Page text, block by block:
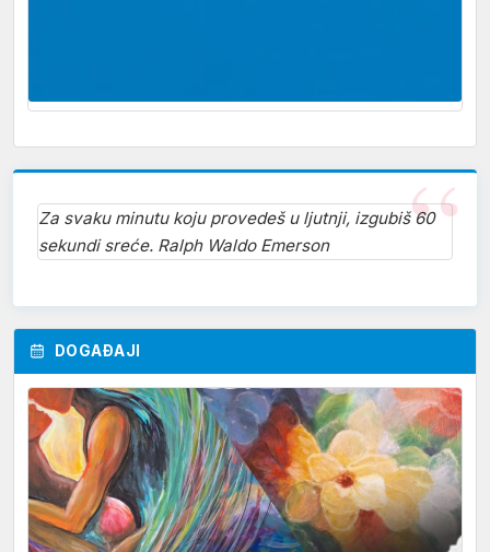
Za svaku minutu koju provedeš u ljutnji, izgubiš 60
sekundi sreće. Ralph Waldo Emerson
DOGAĐAJI